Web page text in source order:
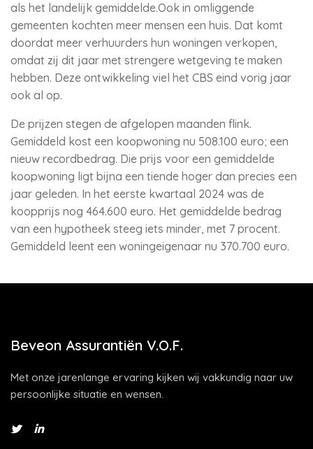
als het landelijk gemiddelde.Ook in omliggende
gemeenten kochten meer mensen een huis. Dat komt
doordat meer verhuurders hun woningen verkopen,
omdat zij dit jaar met strengere wetgeving te maken
hebben. Deze ontwikkeling viel het CBS eind vorig jaar
ook al op.
De prijzen stegen de afgelopen maanden flink.
Gemiddeld kost een koopwoning nu 508.100 euro; een
nieuw recordbedrag. Die prijs voor een gemiddelde
koopwoning ligt bijna een tiende hoger dan precies een
jaar geleden. In het eerste kwartaal 2024 was de
koopprijs nog 464.600 euro. Het gemiddelde bedrag
van een hypotheek steeg iets minder, met 7 procent.
Gemiddeld leent een woningeigenaar nu 370.700 euro.
Beveon Assurantiën V.O.F.
Met onze jarenlange ervaring kijken wij vakkundig naar uw
persoonlijke situatie en wensen.